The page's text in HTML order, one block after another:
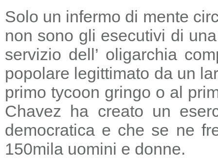
Solo un infermo di mente
non sono gli esecutivi di
servizio dell’ oligarchia
popolare legittimato da un
primo tycoon gringo o al
Chavez ha creato un
democratica e che se ne
150mila uomini e donne.